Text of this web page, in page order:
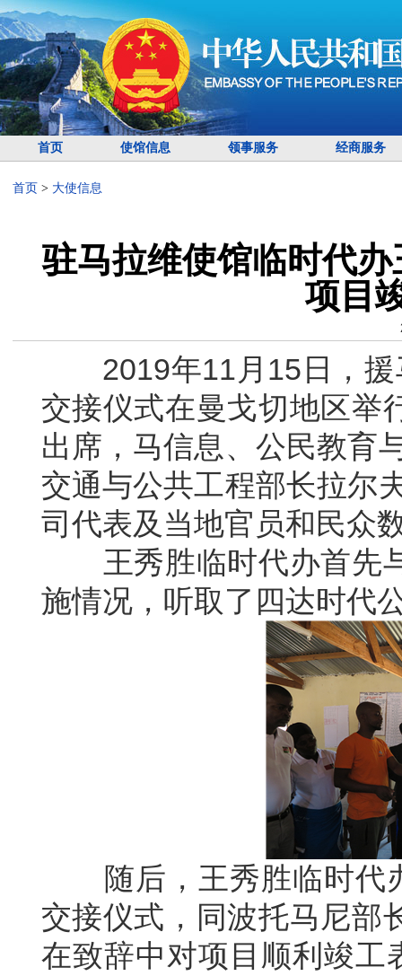
首页 使馆信息 领事服务 经商服务
首页 > 大使信息
驻马拉维使馆临时代
项目
2019年11月15日，援
交接仪式在曼戈切地区举
出席，马信息、公民教育
交通与公共工程部长拉尔
司代表及当地官员和民众
王秀胜临时代办首先与
施情况，听取了四达时代
随后，王秀胜临时代办
交接仪式，同波托马尼部
在致辞中对项目顺利竣工